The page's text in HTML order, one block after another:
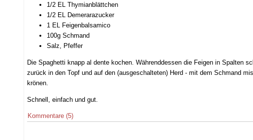
1/2 EL Thymianblättchen
1/2 EL Demerarazucker
1 EL Feigenbalsamico
100g Schmand
Salz, Pfeffer
Die Spaghetti knapp al dente kochen. Währenddessen die Feigen in Spalten
zurück in den Topf und auf den (ausgeschalteten) Herd - mit dem Schmand
krönen.
Schnell, einfach und gut.
Kommentare (5)